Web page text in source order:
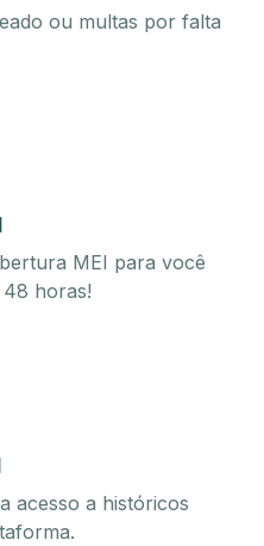
ou multas por falta
MEI para você
horas!
acesso a históricos